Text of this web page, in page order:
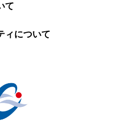
て
ィについて